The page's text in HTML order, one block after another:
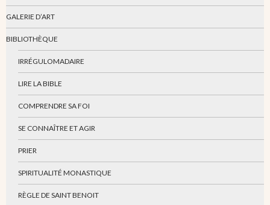
GALERIE D’ART
BIBLIOTHÈQUE
IRRÉGULOMADAIRE
LIRE LA BIBLE
COMPRENDRE SA FOI
SE CONNAÎTRE ET AGIR
PRIER
SPIRITUALITÉ MONASTIQUE
RÈGLE DE SAINT BENOIT